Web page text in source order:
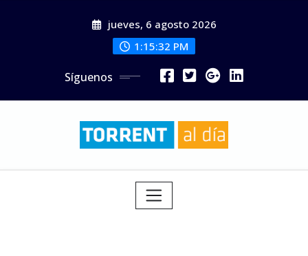
jueves, 6 agosto 2026
1:15:34 PM
Síguenos